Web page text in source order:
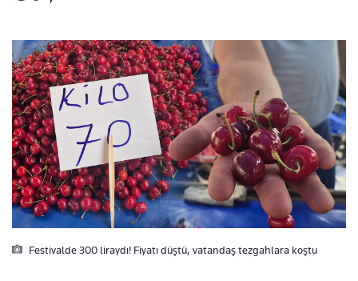
Festivalde 300 liraydı! Fiyatı düştü, vatandaş tezgahlara koştu